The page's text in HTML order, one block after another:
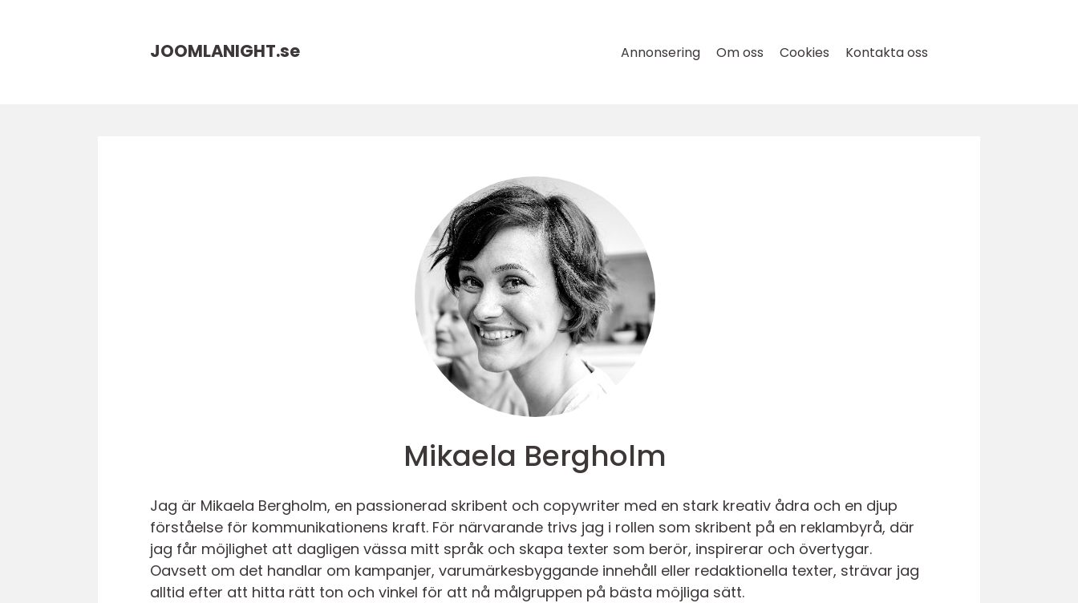
JOOMLANIGHT.se Annonsering Om oss Cookies Kontakta oss
Mikaela Bergholm
Jag är Mikaela Bergholm, en passionerad skribent och copywriter med en stark kreativ ådra och en djup
förståelse för kommunikationens kraft. För närvarande trivs jag i rollen som skribent på en reklambyrå, där
jag får möjlighet att dagligen vässa mitt språk och skapa texter som berör, inspirerar och övertygar.
Oavsett om det handlar om kampanjer, varumärkesbyggande innehåll eller redaktionella texter, strävar jag
alltid efter att hitta rätt ton och vinkel för att nå målgruppen på bästa möjliga sätt.